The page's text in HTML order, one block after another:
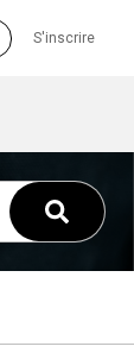
S'inscrire